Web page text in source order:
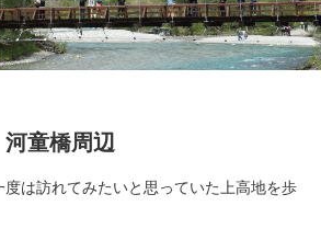
童橋周辺
は訪れてみたいと思っていた上高地を歩